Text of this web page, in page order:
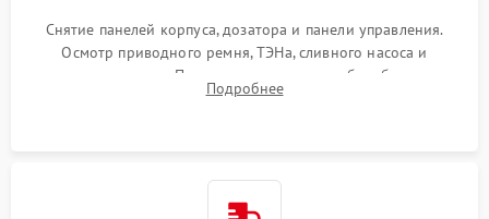
Снятие панелей корпуса, дозатора и панели управления.
Осмотр приводного ремня, ТЭНа, сливного насоса и
амортизаторов. Проверка подшипников барабана и
крестовины на износ, а манжеты люка на разрывы.
Подробнее